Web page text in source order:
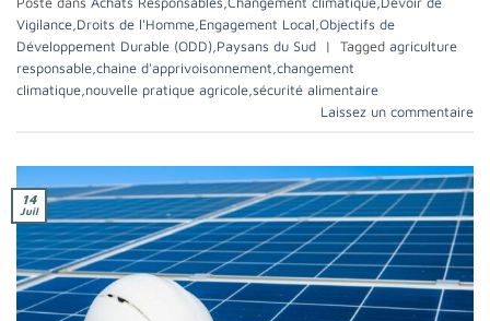
Vigilance Droits de l'Homme Engagement Local Objectifs de
Développement Durable (ODD) Paysans du Sud | Tagged agriculture
responsable chaine d'apprivoisonnement changement
climatique nouvelle pratique agricole sécurité alimentaire
Laissez un commentaire
14
Juil